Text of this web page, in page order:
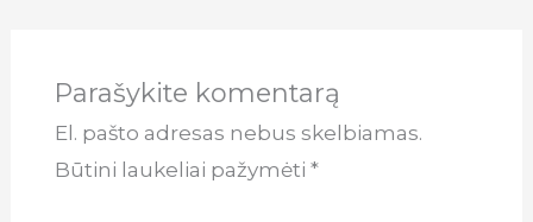
Parašykite komentarą
El. pašto adresas nebus skelbiamas.
Būtini laukeliai pažymėti *